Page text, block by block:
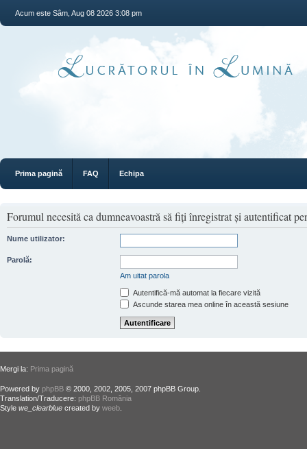
Acum este Sâm, Aug 08 2026 3:08 pm
Prima pagină FAQ Echipa
Forumul necesită ca dumneavoastră să fiţi înregistrat şi autentificat
Nume utilizator:
Parolă:
Am uitat parola
Autentifică-mă automat la fiecare vizită
Ascunde starea mea online în această sesiune
Mergi la: Prima pagină
Powered by phpBB © 2000, 2002, 2005, 2007 phpBB Group.
Translation/Traducere: phpBB România
Style we_clearblue created by weeb